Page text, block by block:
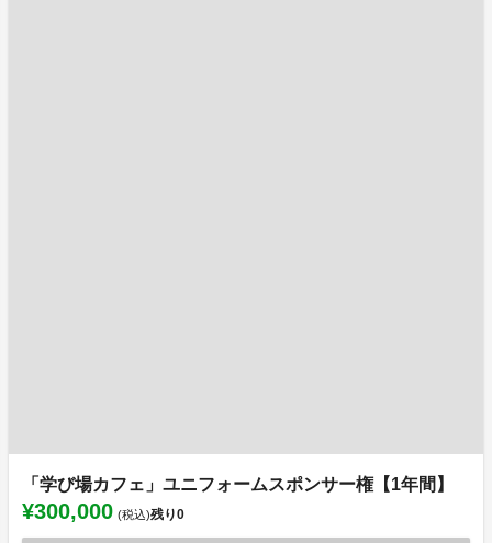
「学び場カフェ」ユニフォームスポンサー権【1年間】
¥300,000 (税込)残り0